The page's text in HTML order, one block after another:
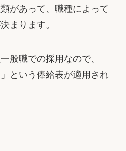
があって、職種によって
まります。
般職での採用なので、
という俸給表が適用され